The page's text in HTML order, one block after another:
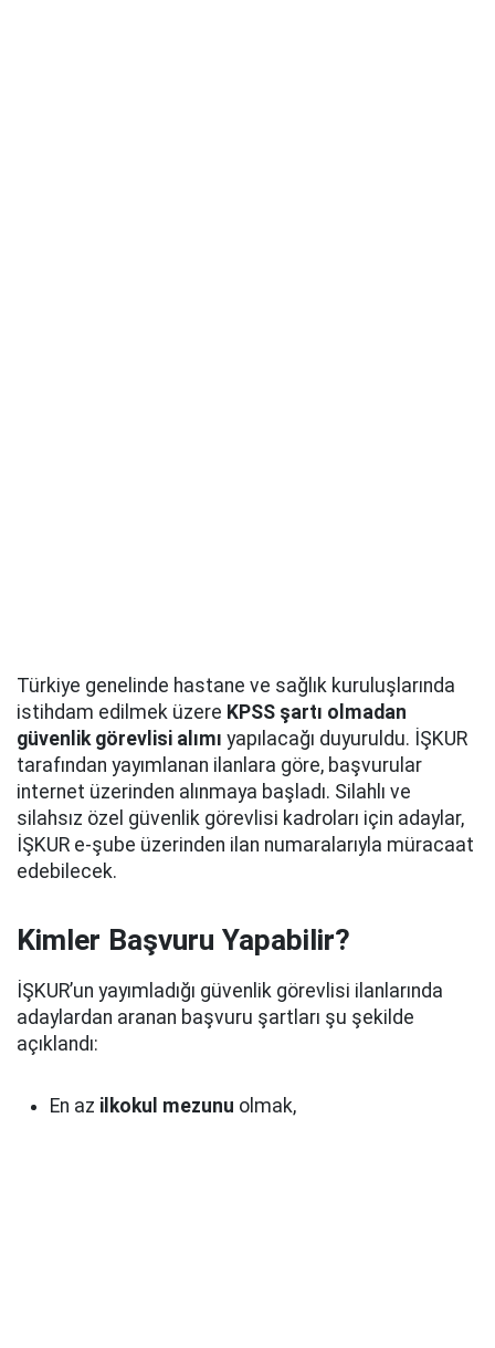
Türkiye genelinde hastane ve sağlık kuruluşlarında
istihdam edilmek üzere KPSS şartı olmadan
güvenlik görevlisi alımı yapılacağı duyuruldu. İŞKUR
tarafından yayımlanan ilanlara göre, başvurular
internet üzerinden alınmaya başladı. Silahlı ve
silahsız özel güvenlik görevlisi kadroları için adaylar,
İŞKUR e-şube üzerinden ilan numaralarıyla müracaat
edebilecek.
Kimler Başvuru Yapabilir?
İŞKUR’un yayımladığı güvenlik görevlisi ilanlarında
adaylardan aranan başvuru şartları şu şekilde
açıklandı:
En az ilkokul mezunu olmak,